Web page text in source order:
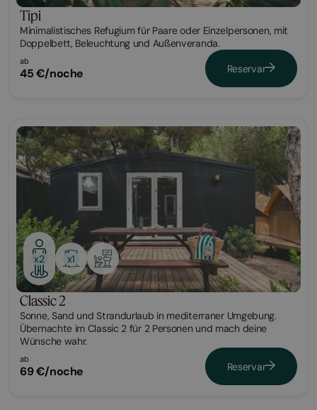
Tipi
Minimalistisches Refugium für Paare oder Einzelpersonen, mit
Doppelbett, Beleuchtung und Außenveranda.
ab
45 €/noche Reservar
Bungalow
x2 x1
Classic 2
Sonne, Sand und Strandurlaub in mediterraner Umgebung.
Übernachte im Classic 2 für 2 Personen und mach deine
Wünsche wahr.
ab
69 €/noche Reservar